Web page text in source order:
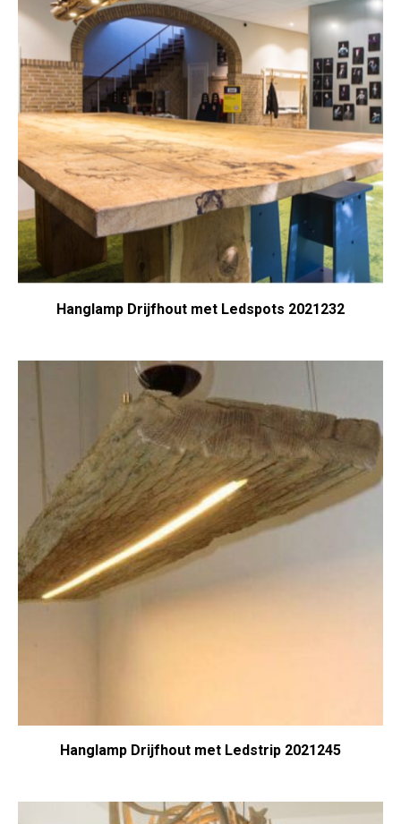
Hanglamp Drijfhout met Ledspots 2021232
Hanglamp Drijfhout met Ledstrip 2021245